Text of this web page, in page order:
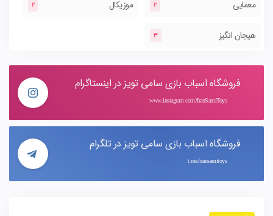
معمایی 2 موزیکال 2
هیجان انگیز 3
فروشگاه اسباب بازی سامی تویز در اینستاگرام
www.instagram.com/IranSamiToys
فروشگاه اسباب بازی سامی تویز در تلگرام
t.me/iransamitoys